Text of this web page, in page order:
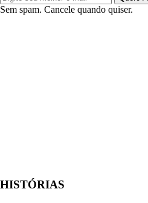
Sem spam. Cancele quando quiser.
HISTÓRIAS